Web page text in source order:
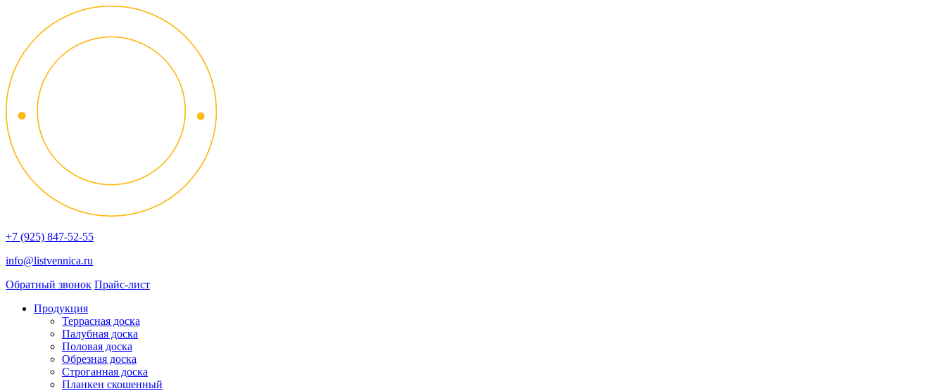
+7 (925) 847-52-55
info@listvennica.ru
Обратный звонок Прайс-лист
Продукция
Террасная доска
Палубная доска
Половая доска
Обрезная доска
Строганная доска
Планкен скошенный